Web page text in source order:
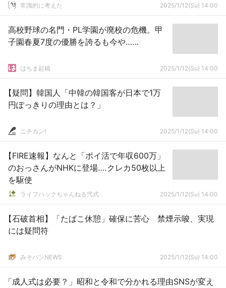
常識的に考えた 2025/1/12(Su) 14:00
高校野球の名門・PL学園が廃校の危機。甲
子園春夏7度の優勝を誇るも今や……
はちま起稿 2025/1/12(Su) 14:00
【疑問】韓国人「中韓の韓国客が日本で1万
円ぽっきりの理由とは？」
ニチカン! 2025/1/12(Su) 14:00
【FIRE速報】なんと「ポイ活で年収600万」
のおっさんがNHKに登場‥‥クレカ50枚以上
を駆使
ライフハックちゃんねる弐式 2025/1/12(Su) 14:00
【石破首相】「たばこ休憩」確保に苦心 禁煙示唆、実現
には疑問符
みそパンNEWS 2025/1/12(Su) 14:00
「成人式は必要？」昭和と令和で分かれる理由SNSが変え